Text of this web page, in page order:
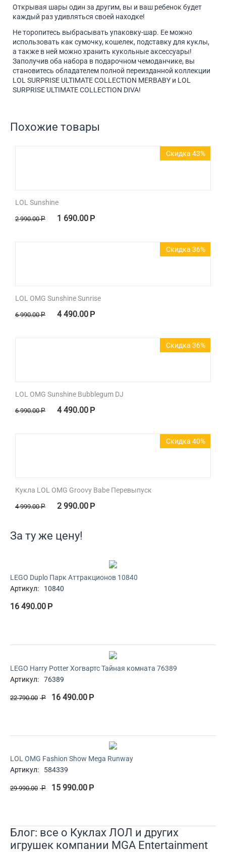
Открывая шары один за другим, вы и ваш ребенок будет
каждый раз удивляться своей находке!
Не торопитесь выбрасывать упаковку-шар. Ее можно
использовать как сумочку, кошелек, подставку для куклы,
а также в ней можно хранить кукольные аксессуары!
Заполучив оба набора в подарочном чемоданчике, вы
становитесь обладателем полной переизданной коллекции
LOL SURPRISE ULTIMATE COLLECTION MERBABY и LOL
SURPRISE ULTIMATE COLLECTION DIVA!
Похожие товары
Скидка 43%
LOL Sunshine
2 990.00 Р 1 690.00 Р
Скидка 36%
LOL OMG Sunshine Sunrise
6 990.00 Р 4 490.00 Р
Скидка 36%
LOL OMG Sunshine Bubblegum DJ
6 990.00 Р 4 490.00 Р
Скидка 40%
Кукла LOL OMG Groovy Babe Перевыпуск
4 999.00 Р 2 990.00 Р
За ту же цену!
LEGO Duplo Парк Аттракционов 10840
Артикул:
10840
16 490.00 Р
LEGO Harry Potter Хогвартс Тайная комната 76389
Артикул:
76389
22 790.00 Р 16 490.00 Р
LOL OMG Fashion Show Mega Runway
Артикул:
584339
29 990.00 Р 15 990.00 Р
Блог: все о Куклах ЛОЛ и других
игрушек компании MGA Entertainment